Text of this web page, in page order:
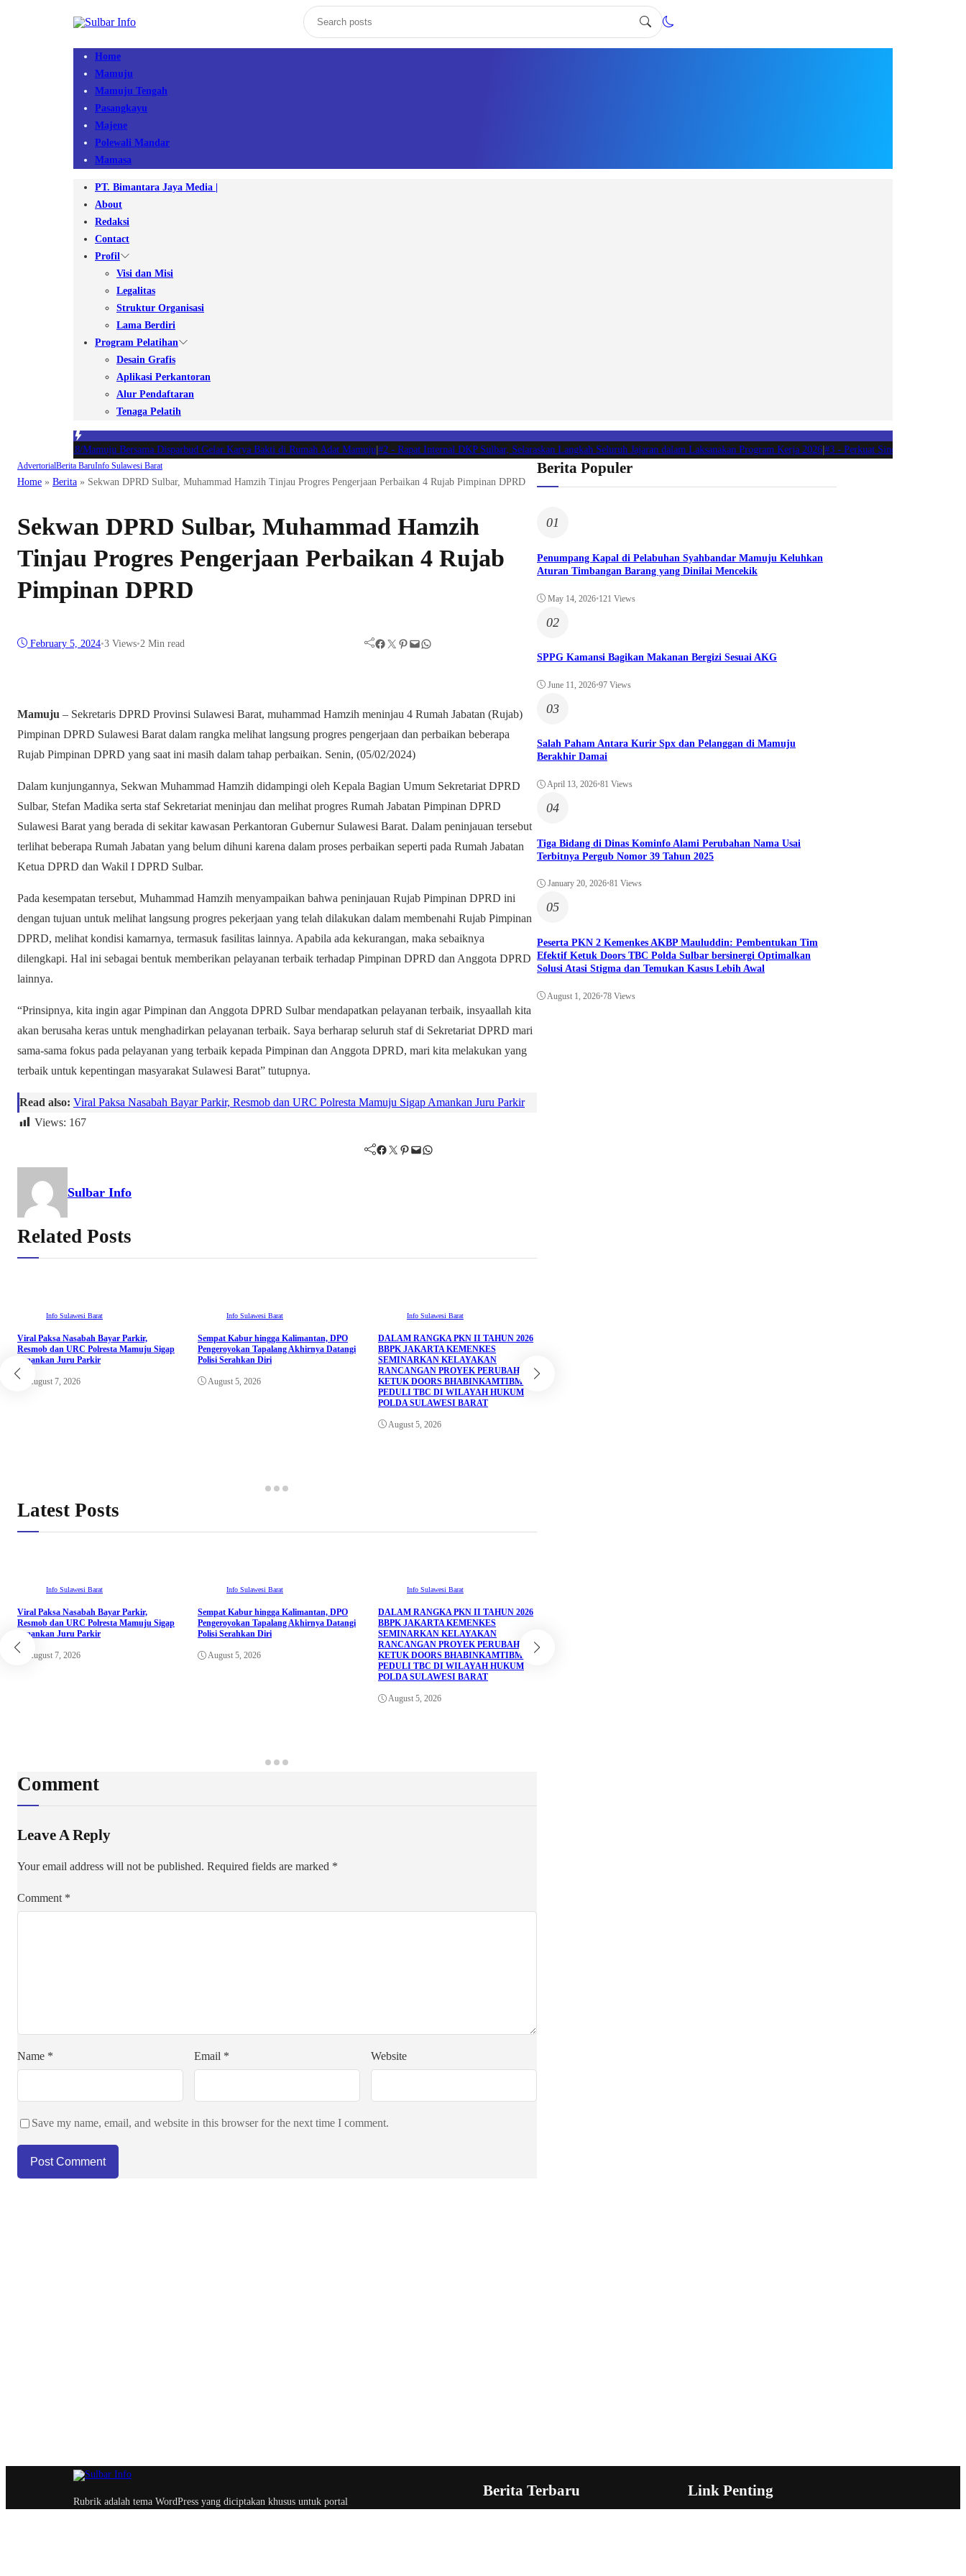
Home
Mamuju
Mamuju Tengah
Pasangkayu
Majene
Polewali Mandar
Mamasa
PT. Bimantara Jaya Media |
About
Redaksi
Contact
Profil
Visi dan Misi
Legalitas
Struktur Organisasi
Lama Berdiri
Program Pelatihan
Desain Grafis
Aplikasi Perkantoran
Alur Pendaftaran
Tenaga Pelatih
Kodim 1418/Mamuju Bersama Disparbud Gelar Karya Bakti di Rumah Adat Mamuju|#2 -Rapat Internal DKP Sulbar, Selaraskan Langkah Seluruh Jajaran dalam Laksanakan Program Kerja 2026|#3 -Perkuat Sinergi dan
AdvertorialBerita BaruInfo Sulawesi Barat
Home » Berita » Sekwan DPRD Sulbar, Muhammad Hamzih Tinjau Progres Pengerjaan Perbaikan 4 Rujab Pimpinan DPRD
Sekwan DPRD Sulbar, Muhammad Hamzih
Tinjau Progres Pengerjaan Perbaikan 4 Rujab
Pimpinan DPRD
February 5, 2024•3 Views•2 Min read Facebook Twitter Pinterest Mail WhatsApp
Mamuju – Sekretaris DPRD Provinsi Sulawesi Barat, muhammad Hamzih meninjau 4 Rumah Jabatan (Rujab)
Pimpinan DPRD Sulawesi Barat dalam rangka melihat langsung progres pengerjaan dan perbaikan beberapa
Rujab Pimpinan DPRD yang saat ini masih dalam tahap perbaikan. Senin, (05/02/2024)
Dalam kunjungannya, Sekwan Muhammad Hamzih didampingi oleh Kepala Bagian Umum Sekretariat DPRD
Sulbar, Stefan Madika serta staf Sekretariat meninjau dan melihat progres Rumah Jabatan Pimpinan DPRD
Sulawesi Barat yang berada di sekitar kawasan Perkantoran Gubernur Sulawesi Barat. Dalam peninjauan tersebut
terlihat beberapa Rumah Jabatan yang belum dihuni karena dalam proses perbaikan seperti pada Rumah Jabatan
Ketua DPRD dan Wakil I DPRD Sulbar.
Pada kesempatan tersebut, Muhammad Hamzih menyampaikan bahwa peninjauan Rujab Pimpinan DPRD ini
dengan tujuan untuk melihat langsung progres pekerjaan yang telah dilakukan dalam membenahi Rujab Pimpinan
DPRD, melihat kondisi kamarnya, termasuk fasilitas lainnya. Apabila ada kekurangan, maka sebaiknya
dilengkapi. Hal ini sebagai bentuk memberikan pelayanan terbaik terhadap Pimpinan DPRD dan Anggota DPRD
lainnya.
“Prinsipnya, kita ingin agar Pimpinan dan Anggota DPRD Sulbar mendapatkan pelayanan terbaik, insyaallah kita
akan berusaha keras untuk menghadirkan pelayanan terbaik. Saya berharap seluruh staf di Sekretariat DPRD mari
sama-sama fokus pada pelayanan yang terbaik kepada Pimpinan dan Anggota DPRD, mari kita melakukan yang
terbaik untuk kepentingan masyarakat Sulawesi Barat” tutupnya.
Read also: Viral Paksa Nasabah Bayar Parkir, Resmob dan URC Polresta Mamuju Sigap Amankan Juru Parkir
Views: 167
Facebook Twitter Pinterest Mail WhatsApp
Sulbar Info
Related Posts
Info Sulawesi Barat
Viral Paksa Nasabah Bayar Parkir,
Resmob dan URC Polresta Mamuju Sigap
Amankan Juru Parkir
August 7, 2026
Info Sulawesi Barat
Sempat Kabur hingga Kalimantan, DPO
Pengeroyokan Tapalang Akhirnya Datangi
Polisi Serahkan Diri
August 5, 2026
Info Sulawesi Barat
DALAM RANGKA PKN II TAHUN 2026
BBPK JAKARTA KEMENKES
SEMINARKAN KELAYAKAN
RANCANGAN PROYEK PERUBAHAN
KETUK DOORS BHABINKAMTIBMAS
PEDULI TBC DI WILAYAH HUKUM
POLDA SULAWESI BARAT
August 5, 2026
Latest Posts
Info Sulawesi Barat
Viral Paksa Nasabah Bayar Parkir,
Resmob dan URC Polresta Mamuju Sigap
Amankan Juru Parkir
August 7, 2026
Info Sulawesi Barat
Sempat Kabur hingga Kalimantan, DPO
Pengeroyokan Tapalang Akhirnya Datangi
Polisi Serahkan Diri
August 5, 2026
Info Sulawesi Barat
DALAM RANGKA PKN II TAHUN 2026
BBPK JAKARTA KEMENKES
SEMINARKAN KELAYAKAN
RANCANGAN PROYEK PERUBAHAN
KETUK DOORS BHABINKAMTIBMAS
PEDULI TBC DI WILAYAH HUKUM
POLDA SULAWESI BARAT
August 5, 2026
Comment
Leave A Reply
Your email address will not be published. Required fields are marked *
Comment *
Name * Email * Website
Save my name, email, and website in this browser for the next time I comment.
Berita Populer
01
Penumpang Kapal di Pelabuhan Syahbandar Mamuju Keluhkan
Aturan Timbangan Barang yang Dinilai Mencekik
May 14, 2026•121 Views
02
SPPG Kamansi Bagikan Makanan Bergizi Sesuai AKG
June 11, 2026•97 Views
03
Salah Paham Antara Kurir Spx dan Pelanggan di Mamuju
Berakhir Damai
April 13, 2026•81 Views
04
Tiga Bidang di Dinas Kominfo Alami Perubahan Nama Usai
Terbitnya Pergub Nomor 39 Tahun 2025
January 20, 2026•81 Views
05
Peserta PKN 2 Kemenkes AKBP Mauluddin: Pembentukan Tim
Efektif Ketuk Doors TBC Polda Sulbar bersinergi Optimalkan
Solusi Atasi Stigma dan Temukan Kasus Lebih Awal
August 1, 2026•78 Views
Rubrik adalah tema WordPress yang diciptakan khusus untuk portal
Berita Terbaru Link Penting